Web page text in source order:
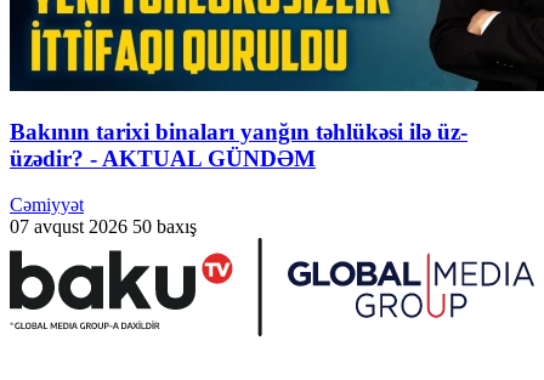
Bakının tarixi binaları yanğın təhlükəsi ilə üz-
üzədir? - AKTUAL GÜNDƏM
Cəmiyyət
07 avqust 2026 50 baxış